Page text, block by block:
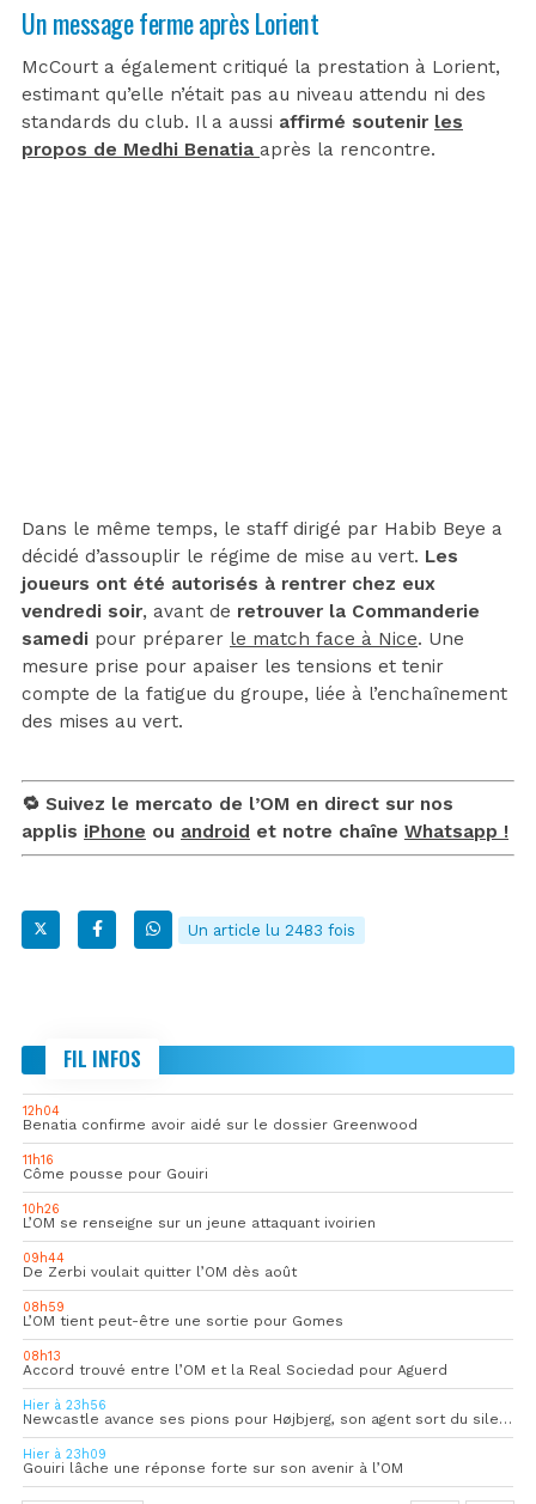
Un message ferme après Lorient
McCourt a également critiqué la prestation à Lorient,
estimant qu’elle n’était pas au niveau attendu ni des
standards du club. Il a aussi affirmé soutenir les
propos de Medhi Benatia après la rencontre.
Dans le même temps, le staff dirigé par Habib Beye a
décidé d’assouplir le régime de mise au vert. Les
joueurs ont été autorisés à rentrer chez eux
vendredi soir, avant de retrouver la Commanderie
samedi pour préparer le match face à Nice. Une
mesure prise pour apaiser les tensions et tenir
compte de la fatigue du groupe, liée à l’enchaînement
des mises au vert.
🔁 Suivez le mercato de l’OM en direct sur nos
applis iPhone ou android et notre chaîne Whatsapp !
Un article lu 2483 fois
FIL INFOS
12h04
Benatia confirme avoir aidé sur le dossier Greenwood
11h16
Côme pousse pour Gouiri
10h26
L’OM se renseigne sur un jeune attaquant ivoirien
09h44
De Zerbi voulait quitter l’OM dès août
08h59
L’OM tient peut-être une sortie pour Gomes
08h13
Accord trouvé entre l’OM et la Real Sociedad pour Aguerd
Hier à 23h56
Newcastle avance ses pions pour Højbjerg, son agent sort du silence
Hier à 23h09
Gouiri lâche une réponse forte sur son avenir à l’OM